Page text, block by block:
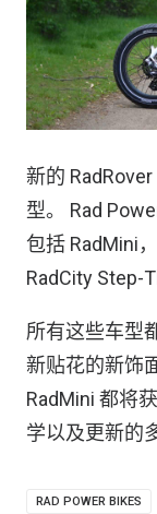
新的
型。 Rad
包括 RadMini
RadCity Step-
所有这些车型
新贴花的新饰
RadMini 都将
学以及更新的
RAD POWER BIKES